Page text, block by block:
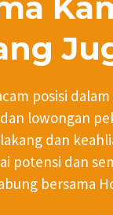
posisi
lowongan
dan
potensi dan
bersama